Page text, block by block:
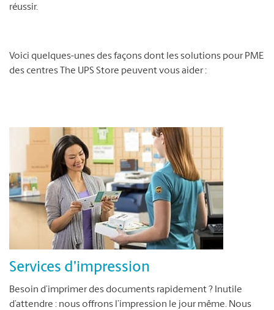
réussir.
Voici quelques-unes des façons dont les solutions pour PME
des centres The UPS Store peuvent vous aider :
Services d’impression
Besoin d’imprimer des documents rapidement ? Inutile
d’attendre : nous offrons l’impression le jour même. Nous